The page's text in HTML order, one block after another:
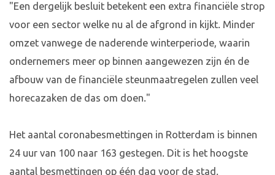
"Een dergelijk besluit betekent een extra financiële strop
voor een sector welke nu al de afgrond in kijkt. Minder
omzet vanwege de naderende winterperiode, waarin
ondernemers meer op binnen aangewezen zijn én de
afbouw van de financiële steunmaatregelen zullen veel
horecazaken de das om doen."
Het aantal coronabesmettingen in Rotterdam is binnen
24 uur van 100 naar 163 gestegen. Dit is het hoogste
aantal besmettingen op één dag voor de stad.